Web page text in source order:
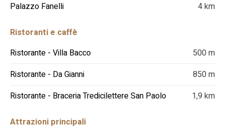
Palazzo Fanelli
4 km
Ristoranti e caffè
Ristorante - Villa Bacco
500 m
Ristorante - Da Gianni
850 m
Ristorante - Braceria Tredicilettere San Paolo
1,9 km
Attrazioni principali